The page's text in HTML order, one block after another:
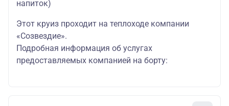
напиток)
Этот круиз проходит на теплоходе компании
«Созвездие».
Подробная информация об услугах
предоставляемых компанией на борту: